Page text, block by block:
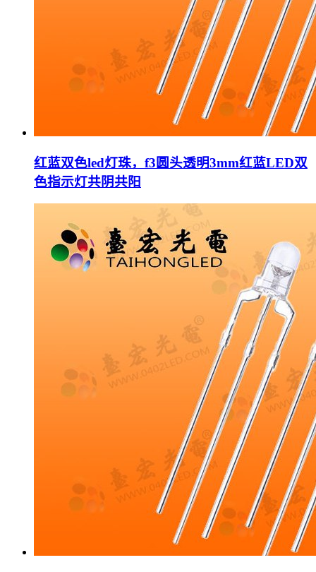
红蓝双色led灯珠，f3圆头透明3mm红蓝LED双
色指示灯共阴共阳